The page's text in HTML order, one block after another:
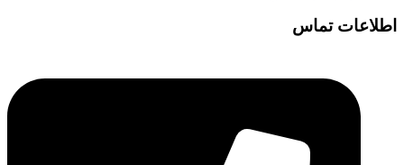
اطلاعات تماس